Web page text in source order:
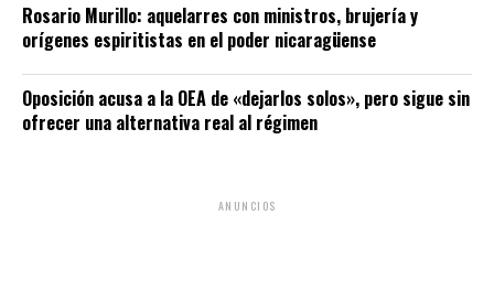
Rosario Murillo: aquelarres con ministros, brujería y
orígenes espiritistas en el poder nicaragüense
Oposición acusa a la OEA de «dejarlos solos», pero sigue sin
ofrecer una alternativa real al régimen
ANUNCIOS